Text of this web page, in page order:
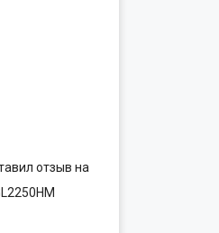
отзыв на